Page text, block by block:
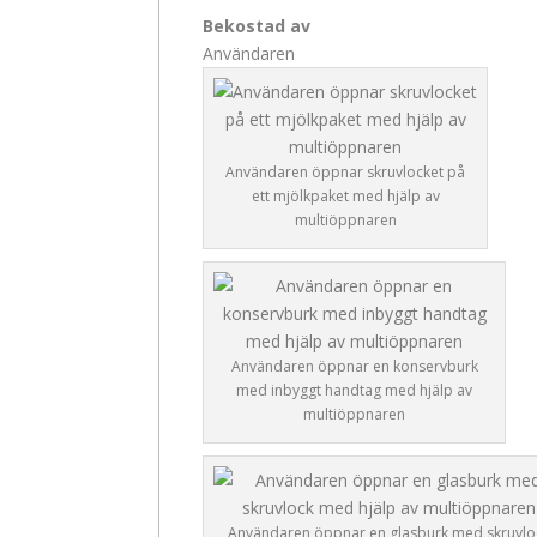
Bekostad av
Användaren
Användaren öppnar skruvlocket på
ett mjölkpaket med hjälp av
multiöppnaren
Användaren öppnar en konservburk
med inbyggt handtag med hjälp av
multiöppnaren
Användaren öppnar en glasburk med